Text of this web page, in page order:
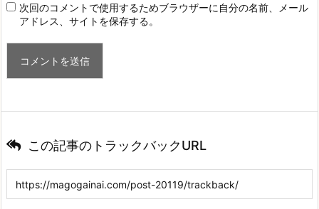
次回のコメントで使用するためブラウザーに自分の名前、メール
アドレス、サイトを保存する。
この記事のトラックバックURL